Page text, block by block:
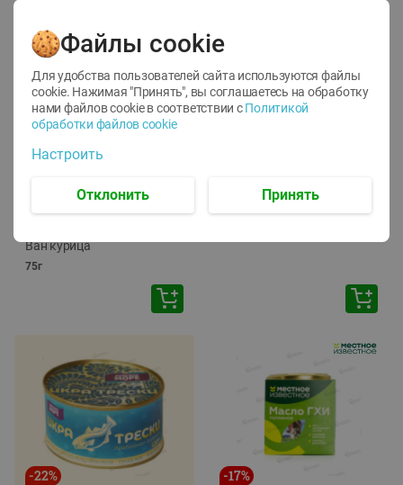
12
1.05 руб./
руб./шт
Корм влаж. для кош. с
Ван курица
75г
ТОФУ Vegetus ТВЕРДЫЙ
-22% -17%
Файлы cookie
Для удобства пользователей сайта используются файлы
cookie. Нажимая "Принять", вы соглашаетесь на обработку
нами файлов cookie в соответствии с Политикой
обработки файлов cookie
Настроить
Отклонить Принять